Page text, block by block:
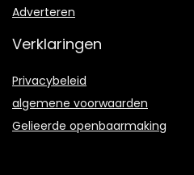
Adverteren
Verklaringen
Privacybeleid
algemene voorwaarden
Gelieerde openbaarmaking